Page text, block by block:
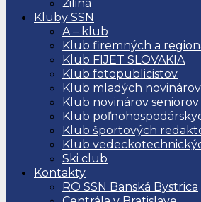
Žilina
Kluby SSN
A – klub
Klub firemných a
Klub FIJET SLOVAKIA
Klub fotopublicistov
Klub mladých novinárov
Klub novinárov seniorov
Klub
Klub športových
Klub
Ski club
Kontakty
RO SSN Banská Bystrica